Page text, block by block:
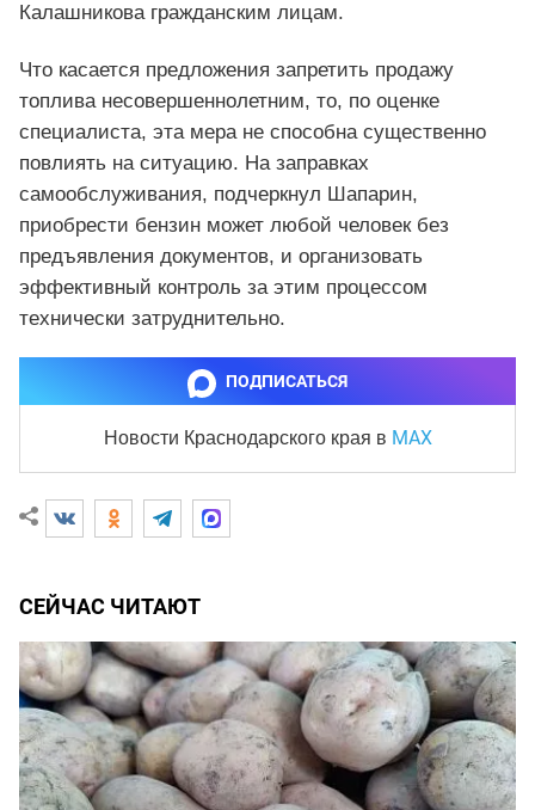
Калашникова гражданским лицам.
Что касается предложения запретить продажу
топлива несовершеннолетним, то, по оценке
специалиста, эта мера не способна существенно
повлиять на ситуацию. На заправках
самообслуживания, подчеркнул Шапарин,
приобрести бензин может любой человек без
предъявления документов, и организовать
эффективный контроль за этим процессом
технически затруднительно.
ПОДПИСАТЬСЯ
Новости Краснодарского края в MAX
СЕЙЧАС ЧИТАЮТ